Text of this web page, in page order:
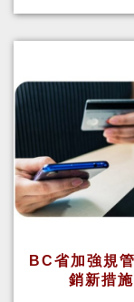
BC省加強規
銷新措